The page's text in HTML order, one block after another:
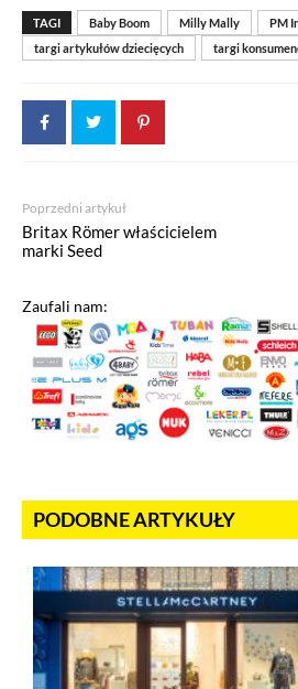
TAGI Baby Boom Milly Mally
PM
targi artykułów dziecięcych
targi
Poprzedni artykuł
Britax Römer właścicielem
marki Seed
Zaufali nam:
PODOBNE ARTYKUŁY